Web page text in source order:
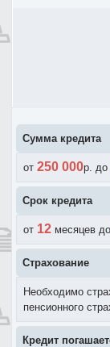
Сумма кредита
от 250 000p. до
Срок кредита
от 12 месяцев до
Страхование
Необходимо
пенсионного
Кредит